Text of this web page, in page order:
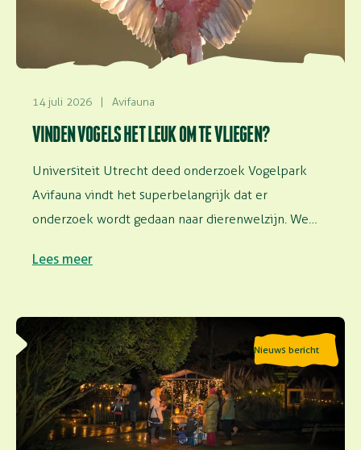
14 juli 2026 | Avifauna
VINDEN VOGELS HET LEUK OM TE VLIEGEN?
Universiteit Utrecht deed onderzoek Vogelpark
Avifauna vindt het superbelangrijk dat er
onderzoek wordt gedaan naar dierenwelzijn. We
Lees meer
Nieuws bericht
Lees meer over Speciale avondopenstelling: Geluiden
van de nacht